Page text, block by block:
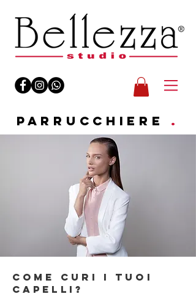
PARRUCCHIERE .
COME CURI I TUOI
CAPELLI?